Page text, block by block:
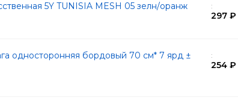
5Y TUNISIA MESH 05 зелн/оранж :
297 ₽
односторонняя бордовый 70 см* 7 ярд ±
:
254 ₽